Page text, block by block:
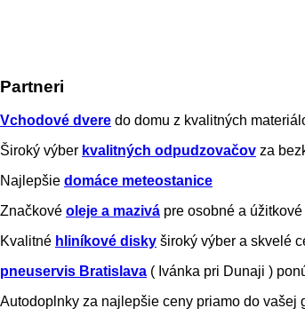
Partneri
Vchodové dvere do domu z kvalitných
Široký výber kvalitných odpudzovačov za
Najlepšie domáce meteostanice
Značkové oleje a mazivá pre osobné a
Kvalitné hliníkové disky široký výber a skvelé
pneuservis Bratislava ( Ivánka pri Dunaji )
Autodoplnky za najlepšie ceny priamo do vašej